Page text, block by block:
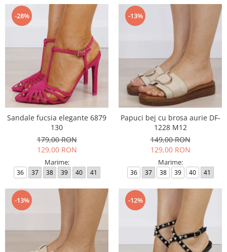
-28%
Sandale fucsia elegante 6879
130
179,00 RON
129,00 RON
Marime:
36 37 38 39 40 41
-13%
Papuci bej cu brosa aurie DF-
1228 M12
149,00 RON
129,00 RON
Marime:
36 37 38 39 40 41
-13% -12%